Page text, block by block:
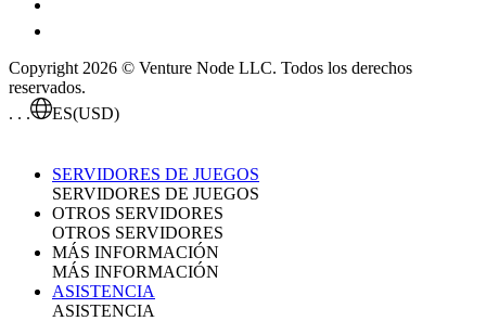
Copyright 2026 © Venture Node LLC. Todos los derechos
reservados.
. . .
ES(USD)
SERVIDORES DE JUEGOS
SERVIDORES DE JUEGOS
OTROS SERVIDORES
OTROS SERVIDORES
MÁS INFORMACIÓN
MÁS INFORMACIÓN
ASISTENCIA
ASISTENCIA